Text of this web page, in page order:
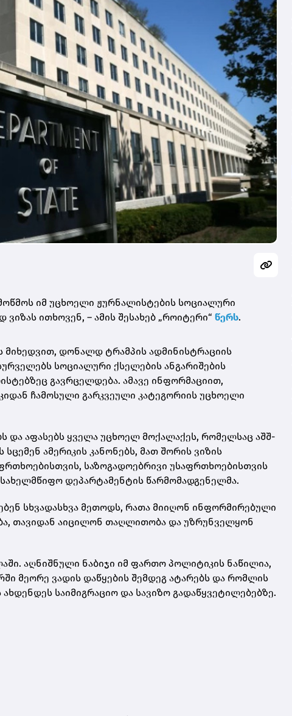
იმ უცხოელი ჟურნალისტების სოციალური
ითხოვენ, – ამის შესახებ „როიტერი“ წერს.
მიხედვით, დონალდ ტრამპის ადმინისტრაციის
სოციალური ქსელების ანგარიშების
გავრცელდება. ამავე ინფორმაციით,
ჩამოსული გარკვეული კატეგორიის უცხოელი
და აფასებს ყველა უცხოელ მოქალაქეს, რომელსაც აშშ-
ამერიკის კანონებს, მათ შორის ვიზის
საზოგადოებრივი უსაფრთხოებისთვის
დეპარტამენტის წარმომადგენელმა.
სხვადასხვა მეთოდს, რათა მიიღონ ინფორმირებული
თავიდან აიცილონ თაღლითობა და უზრუნველყონ
აღნიშნული ნაბიჯი იმ ფართო პოლიტიკის ნაწილია,
მეორე ვადის დაწყების შემდეგ ატარებს და რომლის
საიმიგრაციო და სავიზო გადაწყვეტილებებზე.